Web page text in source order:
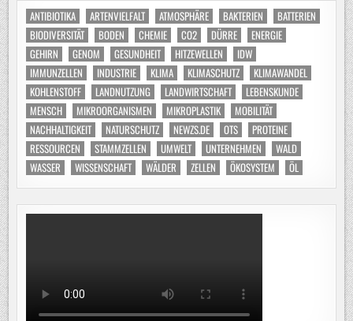
ANTIBIOTIKA ARTENVIELFALT ATMOSPHÄRE BAKTERIEN
BATTERIEN
BIODIVERSITÄT
BODEN CHEMIE CO2 DÜRRE
ENERGIE
GEHIRN
GENOM GESUNDHEIT HITZEWELLEN
IDW
IMMUNZELLEN
INDUSTRIE KLIMA KLIMASCHUTZ
KLIMAWANDEL
KOHLENSTOFF
LANDNUTZUNG LANDWIRTSCHAFT
LEBENSKUNDE
MENSCH
MIKROORGANISMEN MIKROPLASTIK
MOBILITÄT
NACHHALTIGKEIT
NATURSCHUTZ NEWZS.DE OTS
PROTEINE
RESSOURCEN
STAMMZELLEN UMWELT UNTERNEHMEN
WALD
WASSER
WISSENSCHAFT WÄLDER ZELLEN ÖKOSYSTEM ÖL